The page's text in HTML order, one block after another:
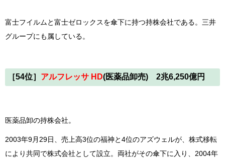
富士フイルムと富士ゼロックスを傘下に持つ持株会社である。三井
グループにも属している。
［54位］ アルフレッサ HD(医薬品卸売) 2兆6,250億円
医薬品卸の持株会社。
2003年9月29日、売上高3位の福神と4位のアズウェルが、株式移転
により共同で株式会社として設立。両社がその傘下に入り、2004年